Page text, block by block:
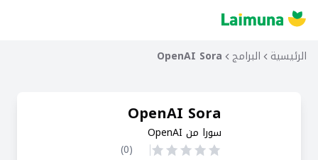
الرئيسية البرامج OpenAI Sora
OpenAI Sora
سورا من OpenAI
(
0
)